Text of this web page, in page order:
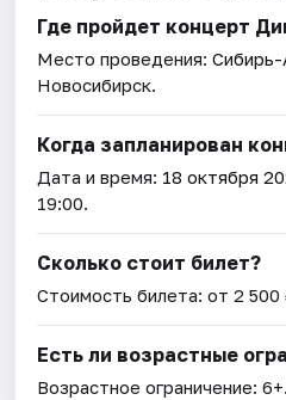
Где пройдет концерт
Место проведения:Сибирь-
Новосибирск.
Когда запланирован
Дата и время: 18 октября
19:00.
Сколько стоит билет?
Стоимость билета: от 2 500
Есть ли возрастные
Возрастное ограничение: 6+.